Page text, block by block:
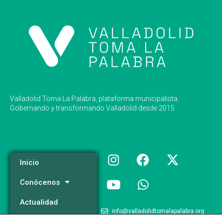
Valladolid Toma La Palabra, plataforma municipalista.
Gobernando y transformando Valladolid desde 2015.
Inicio
Conócenos
Actualidad
info@valladolidtomalapalabra.org